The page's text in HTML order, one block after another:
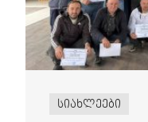
სიახლეები